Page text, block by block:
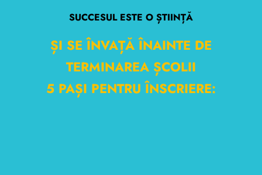
SUCCESUL ESTE O ȘTIINȚĂ
ȘI SE ÎNVAȚĂ ÎNAINTE DE
TERMINAREA ȘCOLII
5 PAȘI PENTRU ÎNSCRIERE: